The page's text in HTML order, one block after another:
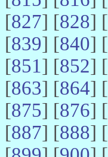
[827] [828] [
[839] [840] [
[851] [852] [
[863] [864] [
[875] [876] [
[887] [888] [